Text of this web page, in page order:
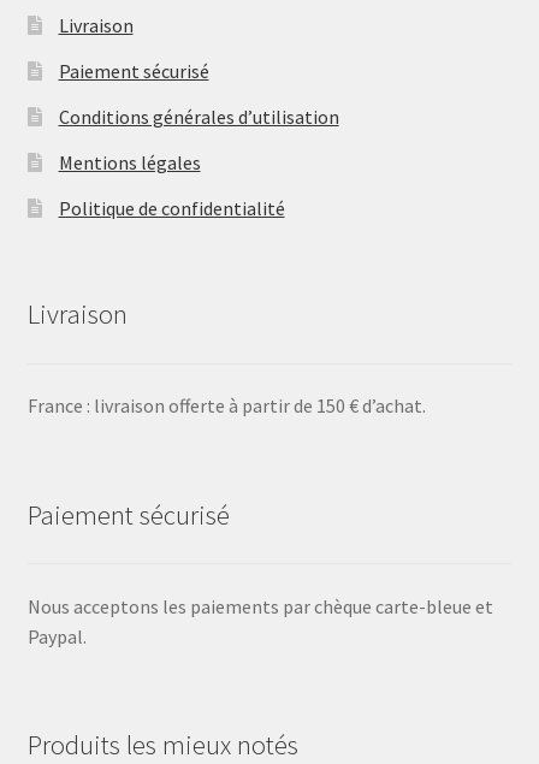
Livraison
Paiement sécurisé
Conditions générales d’utilisation
Mentions légales
Politique de confidentialité
Livraison
France : livraison offerte à partir de 150 € d’achat.
Paiement sécurisé
Nous acceptons les paiements par chèque carte-bleue et
Paypal.
Produits les mieux notés